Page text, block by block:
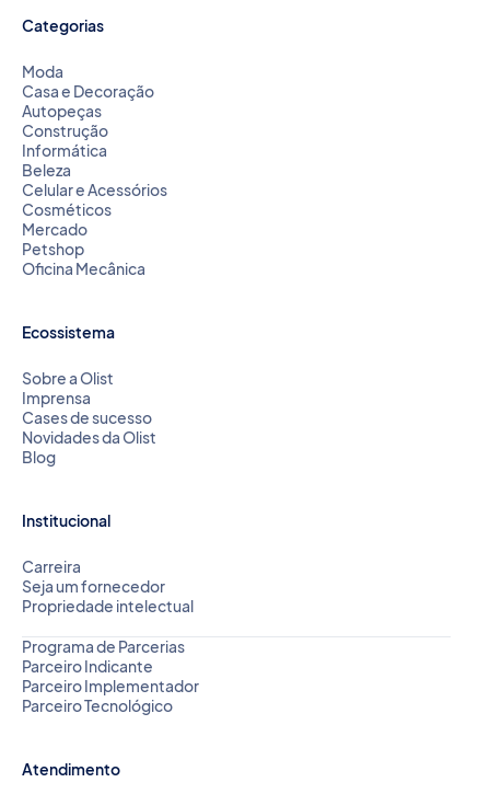
Categorias
Moda
Casa e Decoração
Autopeças
Construção
Informática
Beleza
Celular e Acessórios
Cosméticos
Mercado
Petshop
Oficina Mecânica
Ecossistema
Sobre a Olist
Imprensa
Cases de sucesso
Novidades da Olist
Blog
Institucional
Carreira
Seja um fornecedor
Propriedade intelectual
Programa de Parcerias
Parceiro Indicante
Parceiro Implementador
Parceiro Tecnológico
Atendimento